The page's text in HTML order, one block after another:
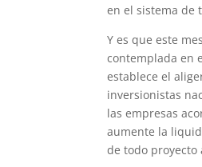
en el sistema de
Y es que este
contemplada en
establece el
inversionistas
las empresas
aumente la
de todo proyecto